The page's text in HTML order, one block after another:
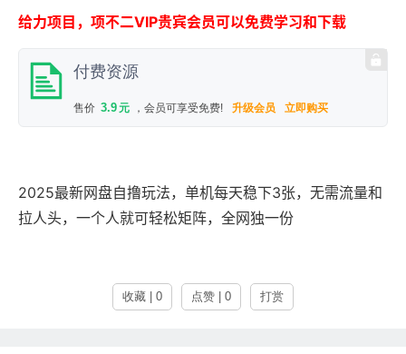
给力项目，项不二VIP贵宾会员可以免费学习和下载
付费资源
售价 3.9元 ，会员可享受免费! 升级会员 立即购买
2025最新网盘自撸玩法，单机每天稳下3张，无需流量和
拉人头，一个人就可轻松矩阵，全网独一份
收藏 | 0 点赞 | 0 打赏